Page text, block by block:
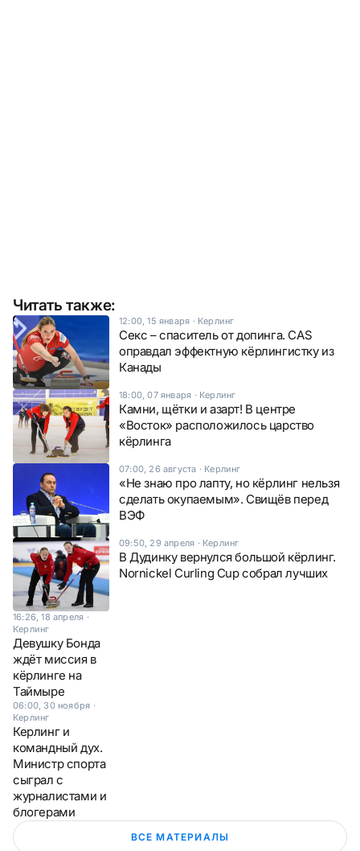
Читать также:
12:00, 15 января · Керлинг
Секс – спаситель от допинга. CAS
оправдал эффектную кёрлингистку из
Канады
18:00, 07 января · Керлинг
Камни, щётки и азарт! В центре
«Восток» расположилось царство
кёрлинга
07:00, 26 августа · Керлинг
«Не знаю про лапту, но кёрлинг нельзя
сделать окупаемым». Свищёв перед
ВЭФ
09:50, 29 апреля · Керлинг
В Дудинку вернулся большой кёрлинг.
Nornickel Curling Cup собрал лучших
16:26, 18 апреля ·
Керлинг
Девушку Бонда
ждёт миссия в
кёрлинге на
Таймыре
06:00, 30 ноября ·
Керлинг
Керлинг и
командный дух.
Министр спорта
сыграл с
журналистами и
блогерами
ВСЕ МАТЕРИАЛЫ